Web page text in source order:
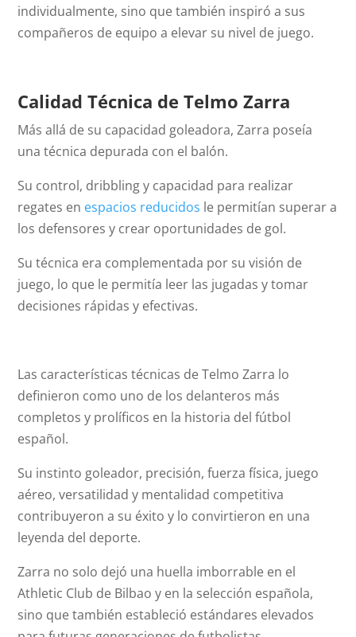
individualmente, sino que también inspiró a sus
compañeros de equipo a elevar su nivel de juego.
Calidad Técnica de Telmo Zarra
Más allá de su capacidad goleadora, Zarra poseía
una técnica depurada con el balón.
Su control, dribbling y capacidad para realizar
regates en espacios reducidos le permitían superar a
los defensores y crear oportunidades de gol.
Su técnica era complementada por su visión de
juego, lo que le permitía leer las jugadas y tomar
decisiones rápidas y efectivas.
Las características técnicas de Telmo Zarra lo
definieron como uno de los delanteros más
completos y prolíficos en la historia del fútbol
español.
Su instinto goleador, precisión, fuerza física, juego
aéreo, versatilidad y mentalidad competitiva
contribuyeron a su éxito y lo convirtieron en una
leyenda del deporte.
Zarra no solo dejó una huella imborrable en el
Athletic Club de Bilbao y en la selección española,
sino que también estableció estándares elevados